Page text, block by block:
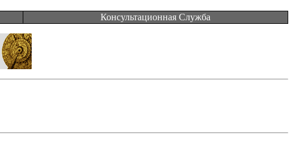
Консультационная Служба